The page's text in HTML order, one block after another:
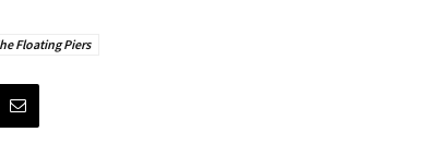
Floating Piers